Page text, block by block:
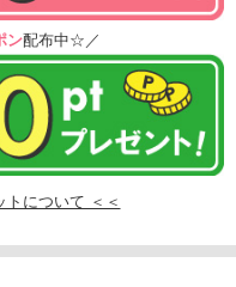
ン配布中☆／
トについて ＜＜